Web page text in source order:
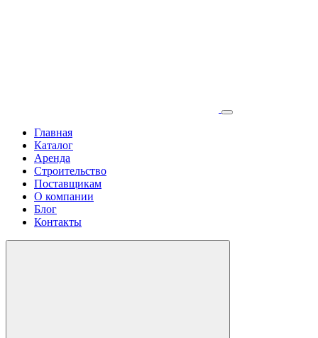
Главная
Каталог
Аренда
Строительство
Поставщикам
О компании
Блог
Контакты